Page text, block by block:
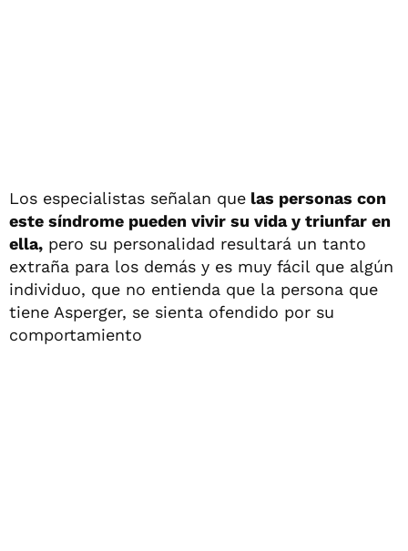
Los especialistas señalan que las personas con
este síndrome pueden vivir su vida y triunfar en
ella, pero su personalidad resultará un tanto
extraña para los demás y es muy fácil que algún
individuo, que no entienda que la persona que
tiene Asperger, se sienta ofendido por su
comportamiento